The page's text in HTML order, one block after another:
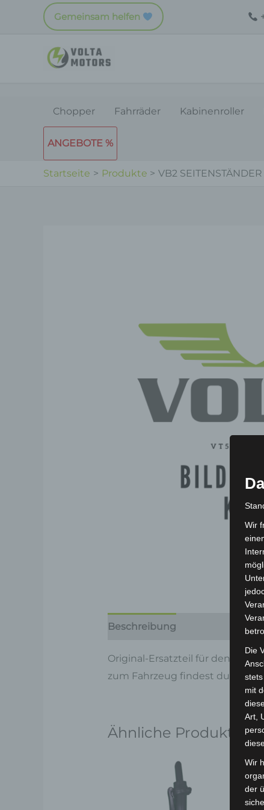
Gemeinsam helfen
Chopper Fahrräder Kabinenroller
ANGEBOTE %
Startseite Produkte VB2 SEITENSTÄNDER
Beschreibung
Original-Ersatzteil für den
zum Fahrzeug findest du hier:
Ähnliche Produkte
Wir
Die
mit
Art,
Wir
der